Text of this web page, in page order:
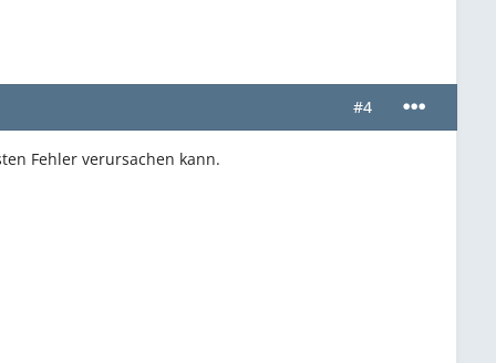
#4
Fehler verursachen kann.